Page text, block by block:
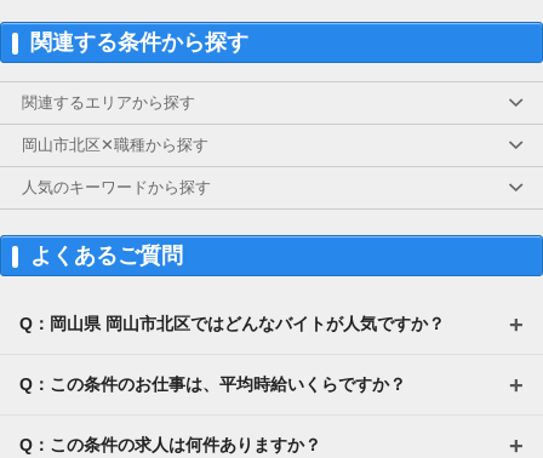
▼月収例
25万5,300円
＝(時給1,200円×8h＋残業1h)×23日
▼貯金の目安
＜リゾートバイト＞
住まい ：無料
Wi-Fi代 ：無料
スマホ ：0.5万円
そのほか ：1.5万円
支出合計 ：5万円
のお仕事へ応募（面接なし）→お仕事開始
関連する条件から探す
関連するエリアから探す
岡山市北区✕職種から探す
人気のキーワードから探す
よくあるご質問
Q：岡山県 岡山市北区ではどんなバイトが人気ですか？
Q：この条件のお仕事は、平均時給いくらですか？
Q：この条件の求人は何件ありますか？